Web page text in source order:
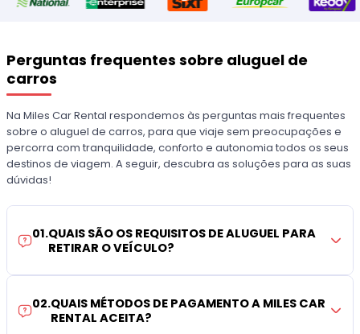
Perguntas frequentes sobre aluguel de
carros
Na Miles Car Rental respondemos às perguntas mais frequentes
sobre o aluguel de carros, para que viaje sem preocupações e
percorra com tranquilidade, conforto e autonomia todos os seus
destinos de viagem. A seguir, descubra as soluções para as suas
dúvidas!
01.QUAIS SÃO OS REQUISITOS DE ALUGUEL PARA
RETIRAR O VEÍCULO?
02.QUAIS MÉTODOS DE PAGAMENTO A MILES CAR
RENTAL ACEITA?